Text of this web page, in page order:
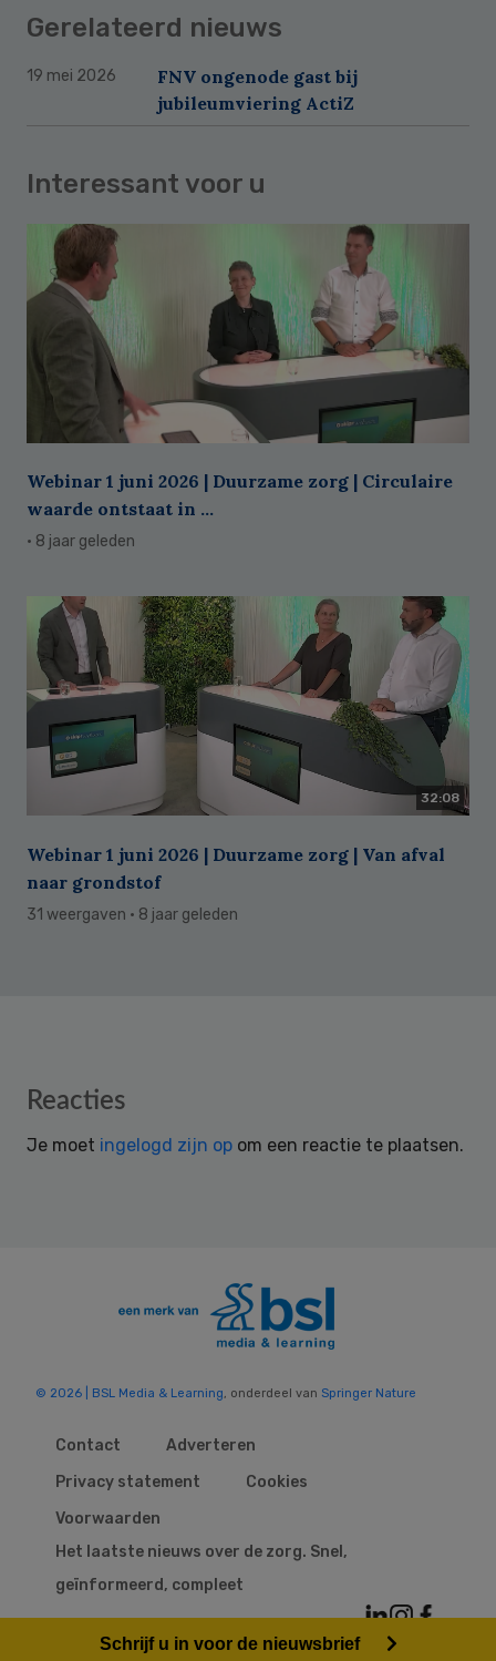
Gerelateerd nieuws
19 mei 2026
FNV ongenode gast bij
jubileumviering ActiZ
Interessant voor u
Webinar 1 juni 2026 | Duurzame zorg | Circulaire
waarde ontstaat in ...
· 8 jaar geleden
32:08
Webinar 1 juni 2026 | Duurzame zorg | Van afval
naar grondstof
31 weergaven · 8 jaar geleden
Reader
Reacties
Je moet ingelogd zijn op om een reactie te plaatsen.
© 2026 | BSL Media & Learning, onderdeel van Springer Nature
Contact
Adverteren
Privacy statement
Cookies
Voorwaarden
Het laatste nieuws over de zorg. Snel,
geïnformeerd, compleet
Schrijf u in voor de nieuwsbrief